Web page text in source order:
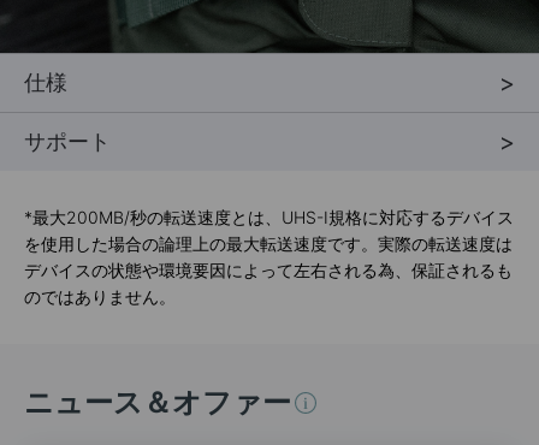
仕様
サポート
*最大200MB/秒の転送速度とは、UHS-I規格に対応するデバイス
を使用した場合の論理上の最大転送速度です。実際の転送速度は
デバイスの状態や環境要因によって左右される為、保証されるも
のではありません。
ニュース＆オファー